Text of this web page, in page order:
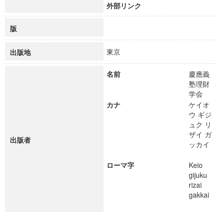
外部リンク
版
出版地 東京
出版者
名前
慶應義
塾理財
学会
カナ
ケイオ
ウ ギジ
ュク リ
ザイ ガ
ッカイ
ローマ字
Keio
gijuku
rizai
gakkai